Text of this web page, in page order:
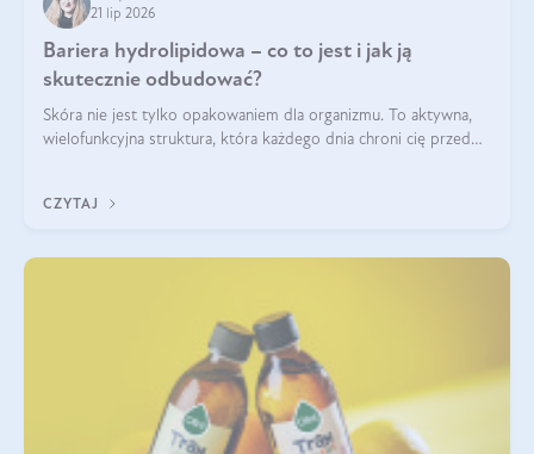
21 lip 2026
Bariera hydrolipidowa – co to jest i jak ją
skutecznie odbudować?
Skóra nie jest tylko opakowaniem dla organizmu. To aktywna,
wielofunkcyjna struktura, która każdego dnia chroni cię przed
bariera hydrolipidowa.
CZYTAJ